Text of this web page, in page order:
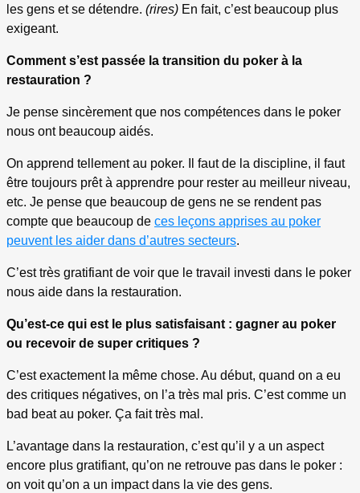
les gens et se détendre. (rires) En fait, c’est beaucoup plus
exigeant.
Comment s’est passée la transition du poker à la
restauration ?
Je pense sincèrement que nos compétences dans le poker
nous ont beaucoup aidés.
On apprend tellement au poker. Il faut de la discipline, il faut
être toujours prêt à apprendre pour rester au meilleur niveau,
etc. Je pense que beaucoup de gens ne se rendent pas
compte que beaucoup de ces leçons apprises au poker
peuvent les aider dans d’autres secteurs.
C’est très gratifiant de voir que le travail investi dans le poker
nous aide dans la restauration.
Qu’est-ce qui est le plus satisfaisant : gagner au poker
ou recevoir de super critiques ?
C’est exactement la même chose. Au début, quand on a eu
des critiques négatives, on l’a très mal pris. C’est comme un
bad beat au poker. Ça fait très mal.
L’avantage dans la restauration, c’est qu’il y a un aspect
encore plus gratifiant, qu’on ne retrouve pas dans le poker :
on voit qu’on a un impact dans la vie des gens.